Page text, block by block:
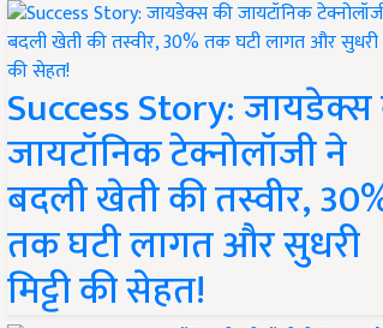
Success Story: जायडेक्स
जायटॉनिक टेक्नोलॉजी ने
बदली खेती की तस्वीर,
तक घटी लागत और सुधरी
मिट्टी की सेहत!